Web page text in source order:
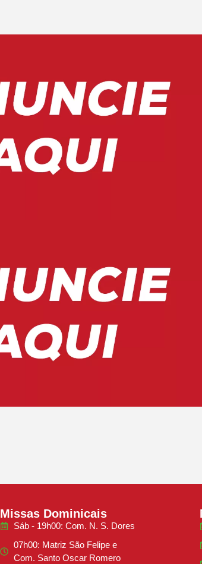
Missas Dominicais
Sáb - 19h00: Com. N. S. Dores
07h00: Matriz São Felipe e
Com. Santo Oscar Romero